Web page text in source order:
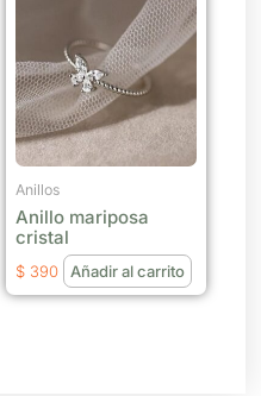
Anillos
Anillo mariposa
cristal
$ 390 Añadir al carrito